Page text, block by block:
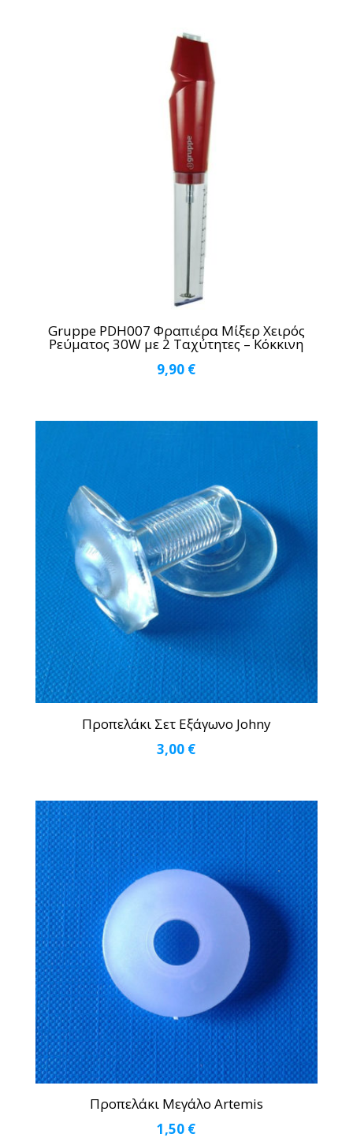
Gruppe PDH007 Φραπιέρα Μίξερ Χειρός
Ρεύματος 30W με 2 Ταχύτητες – Κόκκινη
9,90 €
Προπελάκι Σετ Εξάγωνο Johny
3,00 €
Προπελάκι Μεγάλο Artemis
1,50 €